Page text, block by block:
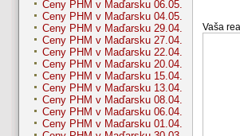
Ceny PHM v Maďarsku 06.05.
Ceny PHM v Maďarsku 04.05.
Ceny PHM v Maďarsku 29.04.
Ceny PHM v Maďarsku 27.04.
Ceny PHM v Maďarsku 22.04.
Ceny PHM v Maďarsku 20.04.
Ceny PHM v Maďarsku 15.04.
Ceny PHM v Maďarsku 13.04.
Ceny PHM v Maďarsku 08.04.
Ceny PHM v Maďarsku 06.04.
Ceny PHM v Maďarsku 01.04.
Vaša